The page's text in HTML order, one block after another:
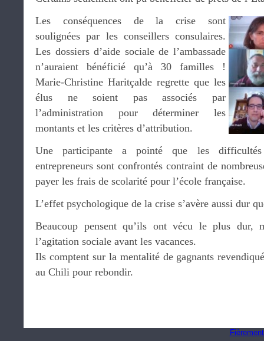
Les conséquences de la crise sont
soulignées par les conseillers consulaires.
Les dossiers d’aide sociale de l’ambassade
n’auraient bénéficié qu’à 30 familles !
Marie-Christine Haritçalde regrette que les
élus ne soient pas associés par
l’administration pour déterminer les
montants et les critères d’attribution.
Une participante a pointé que les difficultés
entrepreneurs sont confrontés contraint de
payer les frais de scolarité pour l’école française.
L’effet psychologique de la crise s’avère aussi dur
Beaucoup pensent qu’ils ont vécu le plus dur,
l’agitation sociale avant les vacances.
Ils comptent sur la mentalité de gagnants
au Chili pour rebondir.